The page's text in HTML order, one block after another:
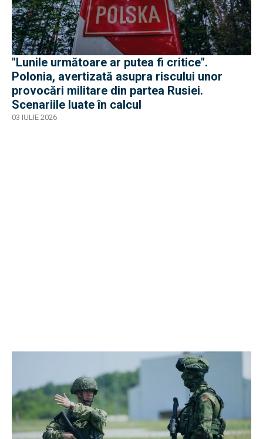
"Lunile următoare ar putea fi critice".
Polonia, avertizată asupra riscului unor
provocări militare din partea Rusiei.
Scenariile luate în calcul
03 IULIE 2026